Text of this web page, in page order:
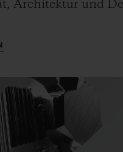
Architektur und